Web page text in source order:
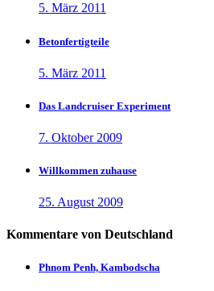
5. März 2011
Betonfertigteile
5. März 2011
Das Landcruiser Experiment
7. Oktober 2009
Willkommen zuhause
25. August 2009
Kommentare von Deutschland
Phnom Penh, Kambodscha